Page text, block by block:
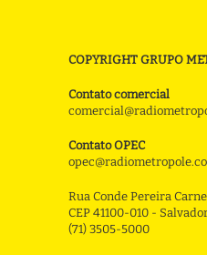
COPYRIGHT GRUPO
Contato comercial
Contato OPEC
Rua Conde Pereira
CEP 41100-010 -
(71) 3505-5000